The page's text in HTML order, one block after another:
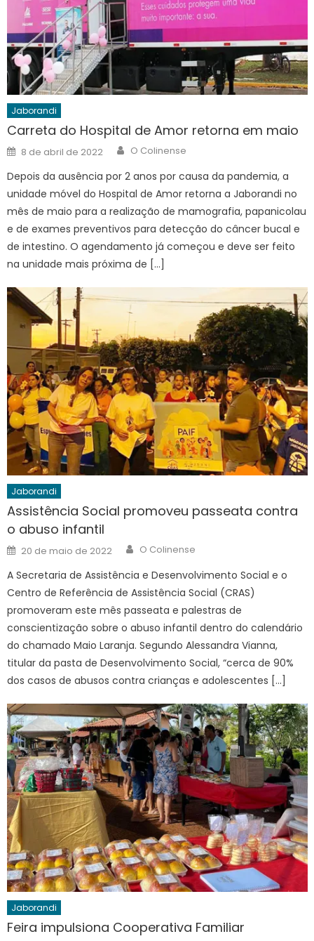
Jaborandi
Carreta do Hospital de Amor retorna em maio
Posted
on
8 de abril de 2022 Author
O Colinense
Depois da ausência por 2 anos por causa da pandemia, a
unidade móvel do Hospital de Amor retorna a Jaborandi no
mês de maio para a realização de mamografia, papanicolau
e de exames preventivos para detecção do câncer bucal e
de intestino. O agendamento já começou e deve ser feito
na unidade mais próxima de […]
Jaborandi
Assistência Social promoveu passeata contra
o abuso infantil
Posted
on
20 de maio de 2022 Author
O Colinense
A Secretaria de Assistência e Desenvolvimento Social e o
Centro de Referência de Assistência Social (CRAS)
promoveram este mês passeata e palestras de
conscientização sobre o abuso infantil dentro do calendário
do chamado Maio Laranja. Segundo Alessandra Vianna,
titular da pasta de Desenvolvimento Social, “cerca de 90%
dos casos de abusos contra crianças e adolescentes […]
Jaborandi
Feira impulsiona Cooperativa Familiar